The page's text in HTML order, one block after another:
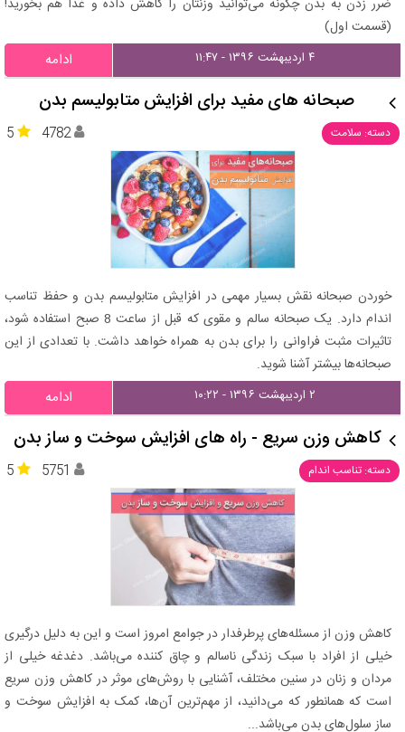
ضرر زدن به بدن چگونه می‌توانید وزنتان را کاهش داده و غذا هم بخورید!
(قسمت اول)
۴ اردیبهشت ۱۳۹۶ - ۱۱:۴۷ ادامه
صبحانه های مفید برای افزایش متابولیسم بدن
دسته: سلامت 5 4782
خوردن صبحانه نقش بسیار مهمی در افزایش متابولیسم بدن و حفظ تناسب
اندام دارد. یک صبحانه سالم و مقوی که قبل از ساعت 8 صبح استفاده شود،
تاثیرات مثبت فراوانی را برای بدن به همراه خواهد داشت. با تعدادی از این
صبحانه‌ها بیشتر آشنا شوید.
۲ اردیبهشت ۱۳۹۶ - ۱۰:۲۲ ادامه
کاهش وزن سریع - راه های افزایش سوخت و ساز بدن
دسته: تناسب اندام 5 5751
کاهش وزن از مسئله‌های پرطرفدار در جوامع امروز است و این به دلیل درگیری
خیلی از افراد با سبک زندگی ناسالم و چاق کننده می‌باشد. دغدغه خیلی از
مردان و زنان در سنین مختلف، آشنایی با روش‌های موثر در کاهش وزن سریع
است که همانطور که می‌دانید، از مهم‌ترین آن‌ها، کمک به افزایش سوخت و
ساز سلول‌های بدن می‌باشد...